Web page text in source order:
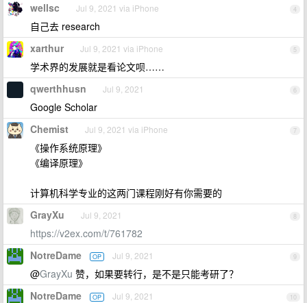
4
wellsc Jul 9, 2021 via iPhone
自己去 research
5
xarthur Jul 9, 2021 via iPhone
学术界的发展就是看论文呗……
6
qwerthhusn Jul 9, 2021
Google Scholar
7
Chemist Jul 9, 2021 via iPhone
《操作系统原理》
《编译原理》
计算机科学专业的这两门课程刚好有你需要的
8
GrayXu Jul 9, 2021
https://v2ex.com/t/761782
9
NotreDame OP Jul 9, 2021
@GrayXu 赞，如果要转行，是不是只能考研了？
10
NotreDame OP Jul 9, 2021